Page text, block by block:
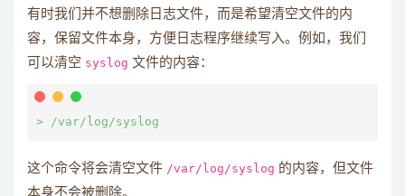
有时我们并不想删除日志文件，而是希望清空文件的内
容，保留文件本身，方便日志程序继续写入。例如，我们
可以清空 syslog 文件的内容：
这个命令将会清空文件 /var/log/syslog 的内容，但文件
本身不会被删除。